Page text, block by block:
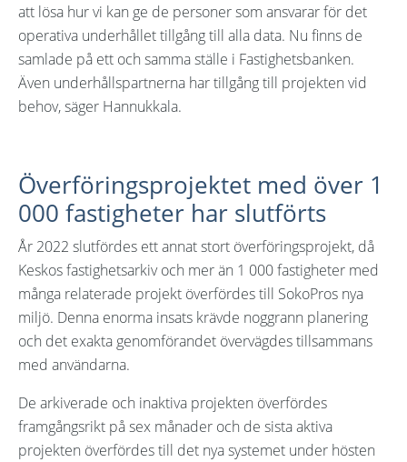
att lösa hur vi kan ge de personer som ansvarar för det
operativa underhållet tillgång till alla data. Nu finns de
samlade på ett och samma ställe i Fastighetsbanken.
Även underhållspartnerna har tillgång till projekten vid
behov, säger Hannukkala.
Överföringsprojektet med över 1
000 fastigheter har slutförts
År 2022 slutfördes ett annat stort överföringsprojekt, då
Keskos fastighetsarkiv och mer än 1 000 fastigheter med
många relaterade projekt överfördes till SokoPros nya
miljö. Denna enorma insats krävde noggrann planering
och det exakta genomförandet övervägdes tillsammans
med användarna.
De arkiverade och inaktiva projekten överfördes
framgångsrikt på sex månader och de sista aktiva
projekten överfördes till det nya systemet under hösten